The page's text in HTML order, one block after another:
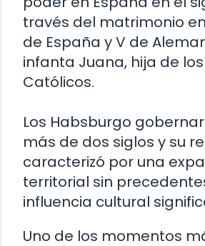
través del matrimonio
de España y V de
infanta Juana, hija de los
Católicos.
Los Habsburgo
más de dos siglos y su
caracterizó por una
territorial sin
influencia cultural
Uno de los momentos